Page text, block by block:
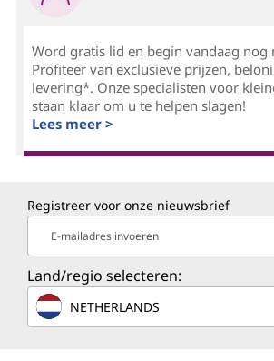
Word gratis lid en begin vandaag nog
Profiteer van exclusieve prijzen,
levering*. Onze specialisten voor
staan klaar om u te helpen slagen!
Lees meer >
Registreer voor onze nieuwsbrief
E-mailadres invoeren
Land/regio selecteren:
NETHERLANDS